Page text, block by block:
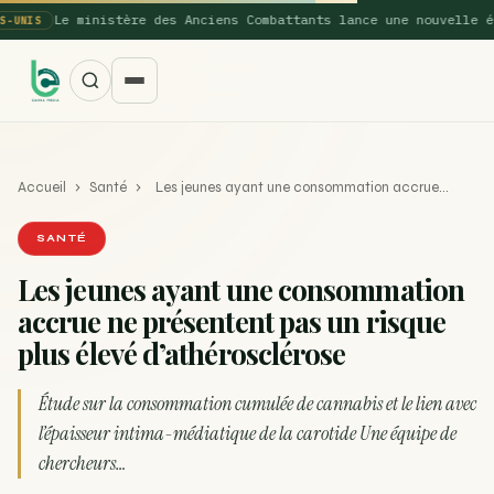
Le ministère des Anciens Combattants lance une nouvelle
SUGGESTIONS POPULAIRES
Une nouvelle étude montre que la vaporisation du
La recette du Space Cake RECETTE
Accueil › Santé › Les jeunes ayant une consommation accrue…
SANTÉ
Les jeunes ayant une consommation
accrue ne présentent pas un risque
plus élevé d’athérosclérose
Étude sur la consommation cumulée de cannabis et le lien avec
l’épaisseur intima-médiatique de la carotide Une équipe de
chercheurs…